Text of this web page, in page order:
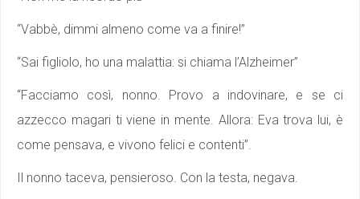
“Vabbè, dimmi almeno come va a finire!”
“Sai figliolo, ho una malattia: si chiama l’Alzheimer”
“Facciamo così, nonno. Provo a indovinare, e se ci
azzecco magari ti viene in mente. Allora: Eva trova lui, è
come pensava, e vivono felici e contenti”.
Il nonno taceva, pensieroso. Con la testa, negava.